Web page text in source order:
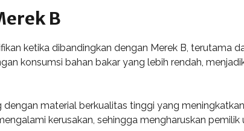
B
ketika dibandingkan dengan Merek B, terutama
konsumsi bahan bakar yang lebih rendah,
material berkualitas tinggi yang
kerusakan, sehingga mengharuskan